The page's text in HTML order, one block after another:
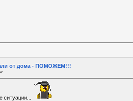
от дома - ПОМОЖЕМ!!!
ситуации...